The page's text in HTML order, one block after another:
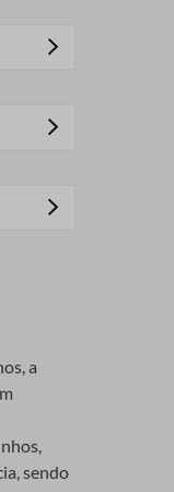
o
para
a
sendo